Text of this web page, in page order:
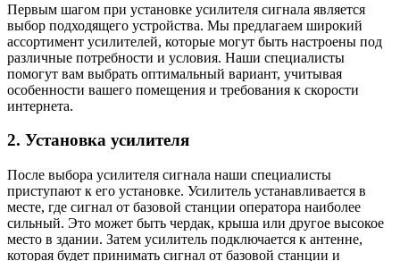
Первым шагом при установке усилителя сигнала является
выбор подходящего устройства. Мы предлагаем широкий
ассортимент усилителей, которые могут быть настроены под
различные потребности и условия. Наши специалисты
помогут вам выбрать оптимальный вариант, учитывая
особенности вашего помещения и требования к скорости
интернета.
2. Установка усилителя
После выбора усилителя сигнала наши специалисты
приступают к его установке. Усилитель устанавливается в
месте, где сигнал от базовой станции оператора наиболее
сильный. Это может быть чердак, крыша или другое высокое
место в здании. Затем усилитель подключается к антенне,
которая будет принимать сигнал от базовой станции и